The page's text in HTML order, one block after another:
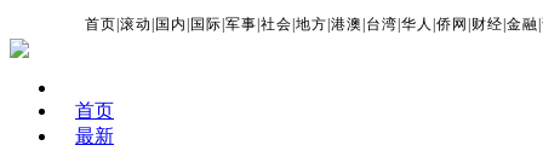
首页 |滚动 国内 国际 |军事 |社会 |地方 |港澳 台湾 |华人 |侨网 财经 |金融 |
首页
最新